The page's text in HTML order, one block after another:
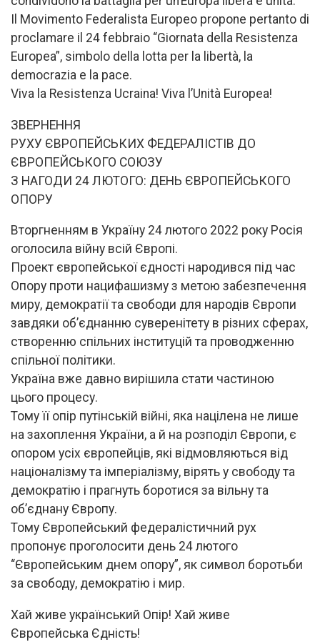
Il Movimento Federalista Europeo propone pertanto di
proclamare il 24 febbraio “Giornata della Resistenza
Europea”, simbolo della lotta per la libertà, la
democrazia e la pace.
Viva la Resistenza Ucraina! Viva l’Unità Europea!
ЗВЕРНЕННЯ
РУХУ ЄВРОПЕЙСЬКИХ ФЕДЕРАЛІСТІВ ДО
ЄВРОПЕЙСЬКОГО СОЮЗУ
З НАГОДИ 24 ЛЮТОГО: ДЕНЬ ЄВРОПЕЙСЬКОГО
ОПОРУ
Вторгненням в Україну 24 лютого 2022 року Росія
оголосила війну всій Європі.
Проект європейської єдності народився під час
Опору проти нацифашизму з метою забезпечення
миру, демократії та свободи для народів Європи
завдяки об’єднанню суверенітету в різних сферах,
створенню спільних інституцій та проводженню
спільної політики.
Україна вже давно вирішила стати частиною
цього процесу.
Тому її опір путінській війні, яка націлена не лише
на захоплення України, а й на розподіл Європи, є
опором усіх європейців, які відмовляються від
націоналізму та імперіалізму, вірять у свободу та
демократію і прагнуть боротися за вільну та
об’єднану Європу.
Тому Європейський федералістичний рух
пропонує проголосити день 24 лютого
“Європейським днем опору”, як символ боротьби
за свободу, демократію і мир.
Хай живе український Опір! Хай живе
Європейська Єдність!